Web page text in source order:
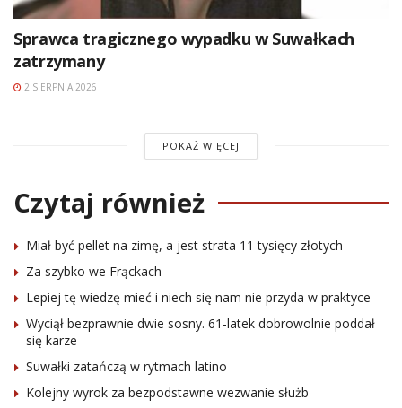
Sprawca tragicznego wypadku w Suwałkach
zatrzymany
2 SIERPNIA 2026
POKAŻ WIĘCEJ
Czytaj również
Miał być pellet na zimę, a jest strata 11 tysięcy złotych
Za szybko we Frąckach
Lepiej tę wiedzę mieć i niech się nam nie przyda w praktyce
Wyciął bezprawnie dwie sosny. 61-latek dobrowolnie poddał
się karze
Suwałki zatańczą w rytmach latino
Kolejny wyrok za bezpodstawne wezwanie służb